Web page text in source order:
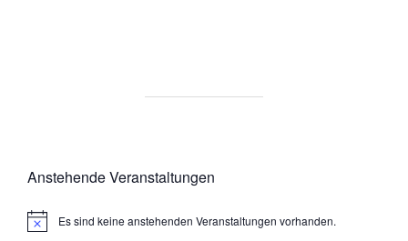
Anstehende Veranstaltungen
H
Es sind keine anstehenden Veranstaltungen vorhanden.